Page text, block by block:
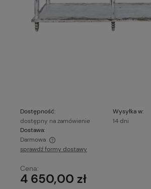
Dostępność:
dostępny na zamówienie
Wysyłka w:
14 dni
Dostawa:
Darmowa
Cena nie zawiera ewentualnych kosztów
sprawdź formy dostawy
Cena:
4 650,00 zł